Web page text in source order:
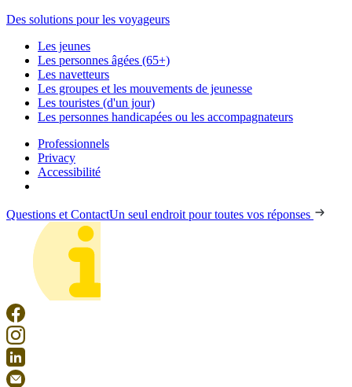
Des solutions pour les voyageurs
Les jeunes
Les personnes âgées (65+)
Les navetteurs
Les groupes et les mouvements de jeunesse
Les touristes (d'un jour)
Les personnes handicapées ou les accompagnateurs
Professionnels
Privacy
Accessibilité
Questions et ContactUn seul endroit pour toutes vos réponses